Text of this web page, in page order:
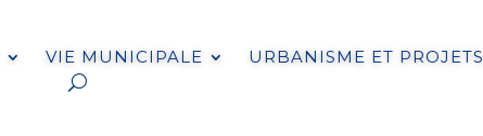
VIE MUNICIPALE URBANISME ET PROJETS